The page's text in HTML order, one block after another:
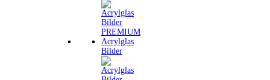
Acrylglas
Bilder